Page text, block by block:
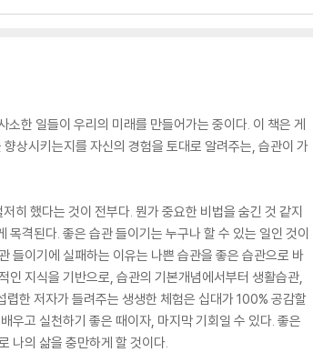
소한 일들이 우리의 미래를 만들어가는 중이다. 이 책은 게
상시키는지를 자신의 경험을 토대로 알려주는, 습관이 가
히 했다는 것이 전부다. 뭔가 중요한 비법을 숨긴 것 같지
격된다. 좋은 습관 들이기는 누구나 할 수 있는 일인 것이
들이기에 실패하는 이유는 나쁜 습관을 좋은 습관으로 바
인 지식을 기반으로, 습관의 기본개념에서부터 생활습관,
한 저자가 들려주는 생생한 체험은 십대가 100% 공감할
우고 실천하기 좋은 때이자, 마지막 기회일 수 있다. 좋은
나의 삶을 충만하게 할 것이다.